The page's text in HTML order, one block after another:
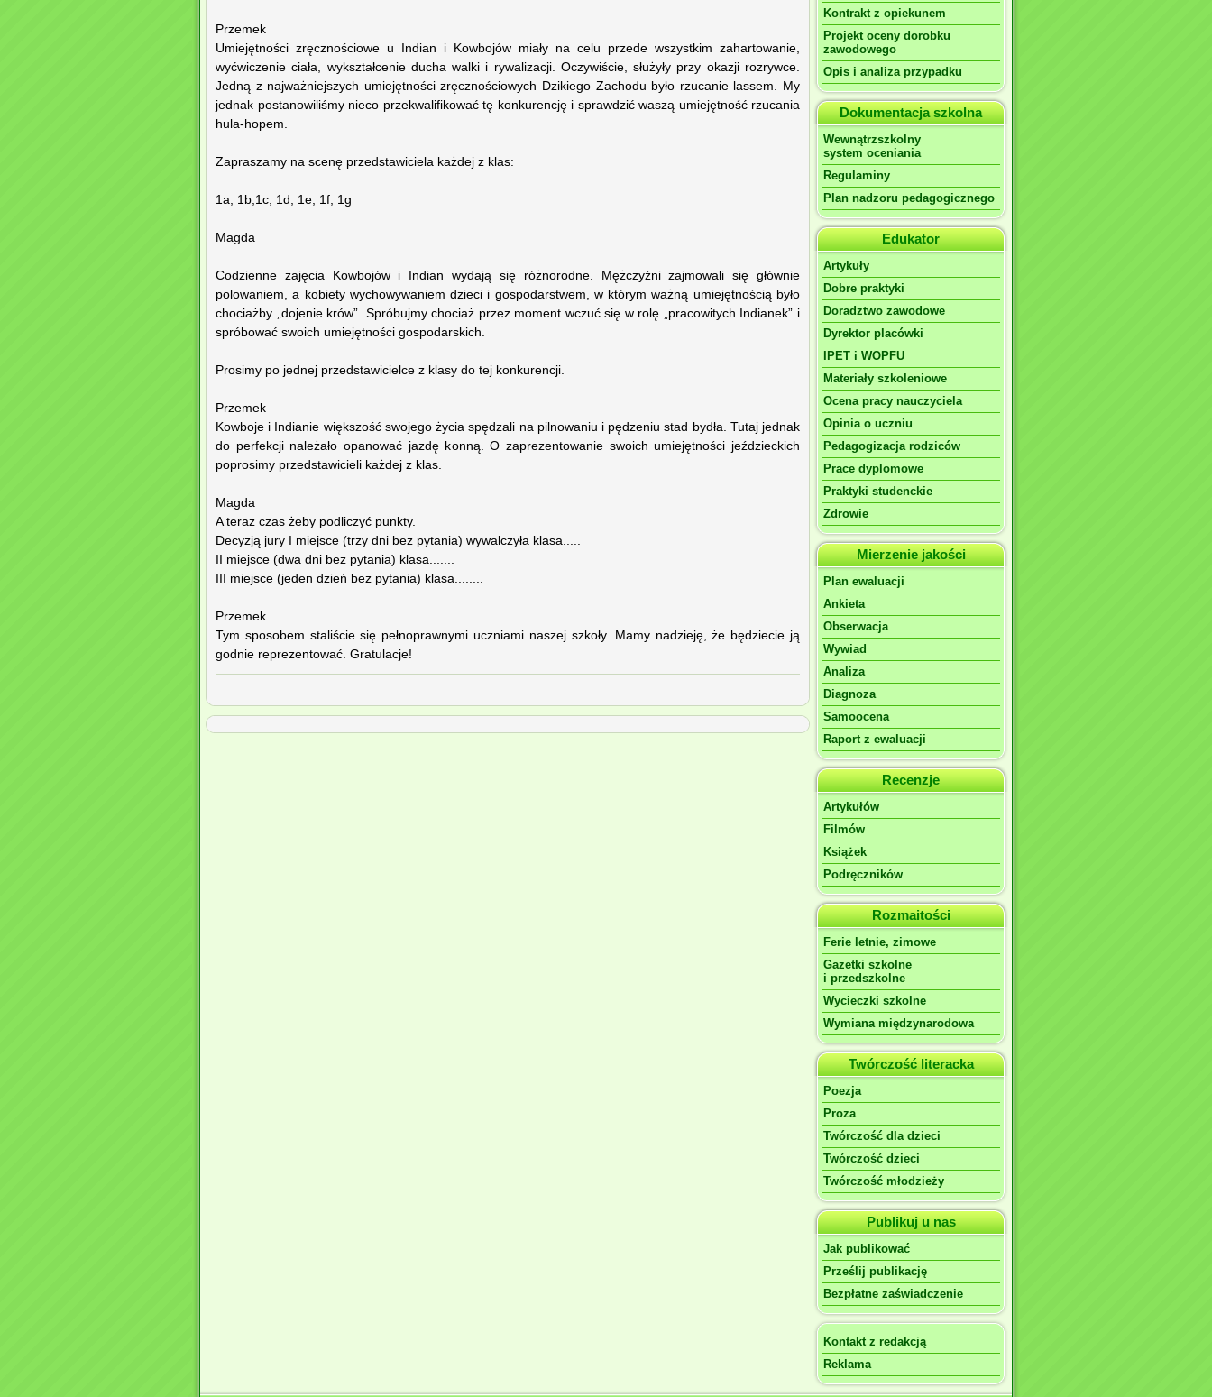
Przemek
Umiejętności zręcznościowe u Indian i Kowbojów miały na celu przede wszystkim zahartowanie,
wyćwiczenie ciała, wykształcenie ducha walki i rywalizacji. Oczywiście, służyły przy okazji rozrywce.
Jedną z najważniejszych umiejętności zręcznościowych Dzikiego Zachodu było rzucanie lassem. My
jednak postanowiliśmy nieco przekwalifikować tę konkurencję i sprawdzić waszą umiejętność rzucania
hula-hopem.
Zapraszamy na scenę przedstawiciela każdej z klas:
1a, 1b,1c, 1d, 1e, 1f, 1g
Magda
Codzienne zajęcia Kowbojów i Indian wydają się różnorodne. Mężczyźni zajmowali się głównie
polowaniem, a kobiety wychowywaniem dzieci i gospodarstwem, w którym ważną umiejętnością było
chociażby „dojenie krów”. Spróbujmy chociaż przez moment wczuć się w rolę „pracowitych Indianek” i
spróbować swoich umiejętności gospodarskich.
Prosimy po jednej przedstawicielce z klasy do tej konkurencji.
Przemek
Kowboje i Indianie większość swojego życia spędzali na pilnowaniu i pędzeniu stad bydła. Tutaj jednak
do perfekcji należało opanować jazdę konną. O zaprezentowanie swoich umiejętności jeździeckich
poprosimy przedstawicieli każdej z klas.
Magda
A teraz czas żeby podliczyć punkty.
Decyzją jury I miejsce (trzy dni bez pytania) wywalczyła klasa.....
II miejsce (dwa dni bez pytania) klasa.......
III miejsce (jeden dzień bez pytania) klasa........
Przemek
Tym sposobem staliście się pełnoprawnymi uczniami naszej szkoły. Mamy nadzieję, że będziecie ją
godnie reprezentować. Gratulacje!
Kontrakt z opiekunem
Projekt oceny dorobku
zawodowego
Opis i analiza przypadku
Dokumentacja szkolna
Wewnątrzszkolny
system oceniania
Regulaminy
Plan nadzoru pedagogicznego
Edukator
Artykuły
Dobre praktyki
Doradztwo zawodowe
Dyrektor placówki
IPET i WOPFU
Materiały szkoleniowe
Ocena pracy nauczyciela
Opinia o uczniu
Pedagogizacja rodziców
Prace dyplomowe
Praktyki studenckie
Zdrowie
Mierzenie jakości
Plan ewaluacji
Ankieta
Obserwacja
Wywiad
Analiza
Diagnoza
Samoocena
Raport z ewaluacji
Recenzje
Artykułów
Filmów
Książek
Podręczników
Rozmaitości
Ferie letnie, zimowe
Gazetki szkolne
i przedszkolne
Wycieczki szkolne
Wymiana międzynarodowa
Twórczość literacka
Poezja
Proza
Twórczość dla dzieci
Twórczość dzieci
Twórczość młodzieży
Publikuj u nas
Jak publikować
Prześlij publikację
Bezpłatne zaświadczenie
Kontakt z redakcją
Reklama